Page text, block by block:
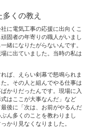
くの教え
に電気工事の応援に出向くこ
固者の年寄りの職人がいまし
緒になりたがらないんです。
に出ていました。当時の私は
ば、えらい剣幕で怒鳴られま
。その人と組んでやる仕事は
かりだったんです。現場に入
はここが大事なんだ」など
後に「次は、お前がやるんだ
ん多くのことを教わりまし
かり見なくなりました。